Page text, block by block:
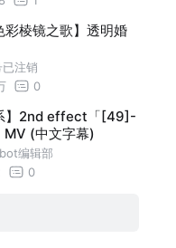
彩棱镜之歌】透明婚
已注销
0
】2nd effect「[49]-
(中文字幕)
编辑部
0